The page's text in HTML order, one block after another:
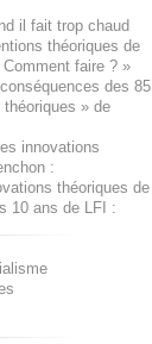
il fait trop chaud
théoriques de
faire ? »
des 85
» de
innovations
:
théoriques de
10 ans de LFI :